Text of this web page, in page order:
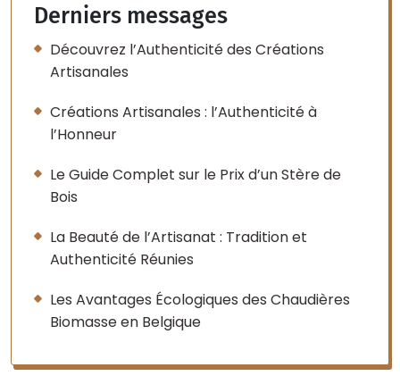
Derniers messages
Découvrez l’Authenticité des Créations
Artisanales
Créations Artisanales : l’Authenticité à
l’Honneur
Le Guide Complet sur le Prix d’un Stère de
Bois
La Beauté de l’Artisanat : Tradition et
Authenticité Réunies
Les Avantages Écologiques des Chaudières
Biomasse en Belgique